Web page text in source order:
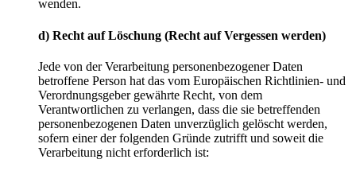
wenden.
d) Recht auf Löschung (Recht auf Vergessen werden)
Jede von der Verarbeitung personenbezogener Daten
betroffene Person hat das vom Europäischen Richtlinien- und
Verordnungsgeber gewährte Recht, von dem
Verantwortlichen zu verlangen, dass die sie betreffenden
personenbezogenen Daten unverzüglich gelöscht werden,
sofern einer der folgenden Gründe zutrifft und soweit die
Verarbeitung nicht erforderlich ist: